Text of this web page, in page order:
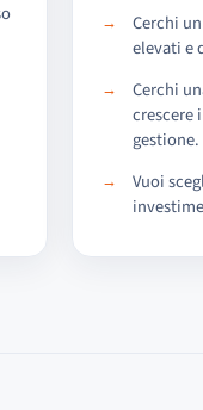
Cerchi
elevati e
Cerchi
crescere
gestione.
Vuoi